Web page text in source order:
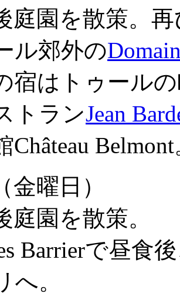
園を散策。
ル郊外の
はトゥール
トランJean
Château
金曜日）
園を散策。
Barrierで昼食
へ。